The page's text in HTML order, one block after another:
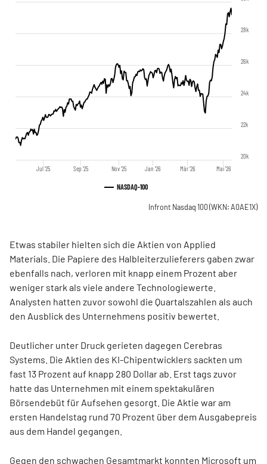
NASDAQ-100
Jul '25 Sep '25 Nov '25 Jan '26 Mär '26 Mai '26
20k
22k
24k
26k
28k
Infront Nasdaq 100(WKN: A0AE1X)
Etwas stabiler hielten sich die Aktien von Applied
Materials. Die Papiere des Halbleiterzulieferers gaben zwar
ebenfalls nach, verloren mit knapp einem Prozent aber
weniger stark als viele andere Technologiewerte.
Analysten hatten zuvor sowohl die Quartalszahlen als auch
den Ausblick des Unternehmens positiv bewertet.
Deutlicher unter Druck gerieten dagegen Cerebras
Systems. Die Aktien des KI-Chipentwicklers sackten um
fast 13 Prozent auf knapp 280 Dollar ab. Erst tags zuvor
hatte das Unternehmen mit einem spektakulären
Börsendebüt für Aufsehen gesorgt. Die Aktie war am
ersten Handelstag rund 70 Prozent über dem Ausgabepreis
aus dem Handel gegangen.
Gegen den schwachen Gesamtmarkt konnten Microsoft um